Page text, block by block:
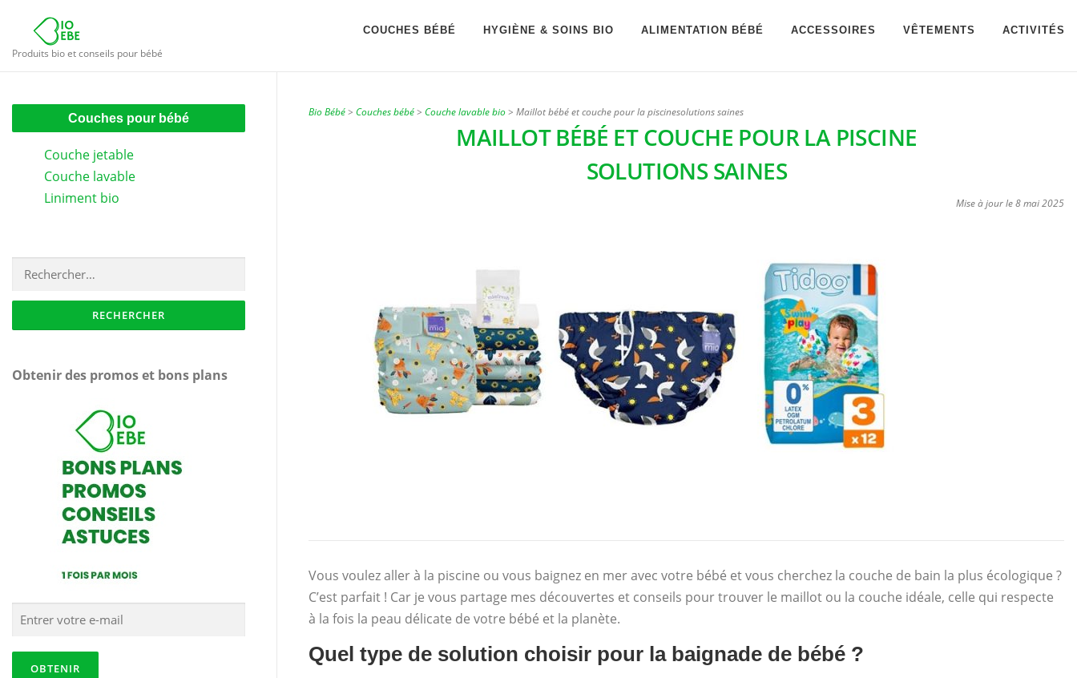
contenu
Produits bio et conseils pour bébé
COUCHES BÉBÉ HYGIÈNE & SOINS BIO ALIMENTATION BÉBÉ ACCESSOIRES VÊTEMENTS ACTIVITÉS
Bio Bébé>Couches bébé>Couche lavable bio>Maillot bébé et couche pour la piscinesolutions saines
MAILLOT BÉBÉ ET COUCHE POUR LA PISCINE
SOLUTIONS SAINES
Mise à jour le8 mai 2025
Vous voulez aller à la piscine ou vous baignez en mer avec votre bébé et vous cherchez la couche de bain la plus écologique ?
C’est parfait ! Car je vous partage mes découvertes et conseils pour trouver le maillot ou la couche idéale, celle qui respecte
à la fois la peau délicate de votre bébé et la planète.
Quel type de solution choisir pour la baignade de bébé ?
Couches pour bébé
Couche jetable
Couche lavable
Liniment bio
Rechercher :
Obtenir des promos et bons plans